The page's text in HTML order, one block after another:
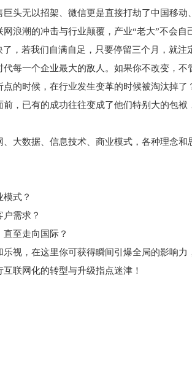
头无以招架、微信更是直接打劫了中国移动
浪潮的冲击与行业颠覆，产业“老大”不会自
，若我们自满自足，只要停留三个月，就注
每一个企业最大的敌人。如果你不改变，不
的时候，在行业发生变革的时候被淘汰掉了
，已有的成功往往变成了他们特别大的包袱
大数据、信息技术、商业模式，各种理念和
式？
需求？
至走向国际？
视，在这里你可获得瞬间引爆全局的影响力
联网化的转型与升级指点迷津！